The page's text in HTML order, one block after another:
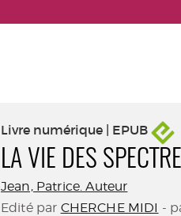
Livre numérique | EPUB
LA VIE DES
Jean, Patrice. Auteur
Edité par CHERCHE MIDI -